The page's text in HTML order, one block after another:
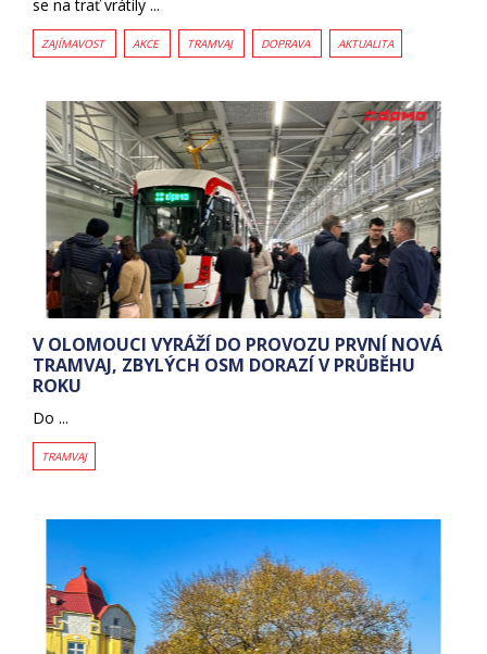
se na trať vrátily ...
ZAJÍMAVOST AKCE TRAMVAJ DOPRAVA AKTUALITA
V OLOMOUCI VYRÁŽÍ DO PROVOZU PRVNÍ NOVÁ
TRAMVAJ, ZBYLÝCH OSM DORAZÍ V PRŮBĚHU
ROKU
Do ...
TRAMVAJ